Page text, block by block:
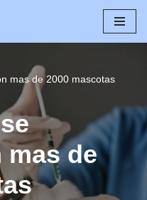
mas de 2000 mascotas
mas de